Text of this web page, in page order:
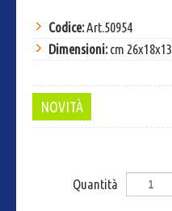
Codice:Art.50954
Dimensioni:cm 26x18x13
NOVITÀ
Quantità